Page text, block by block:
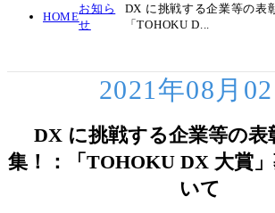
HOME
お知ら
せ
DX に挑戦する企業等の表
「TOHOKU D...
2021年08月02
DX に挑戦する企業等の表
集！：「TOHOKU DX 大賞
いて